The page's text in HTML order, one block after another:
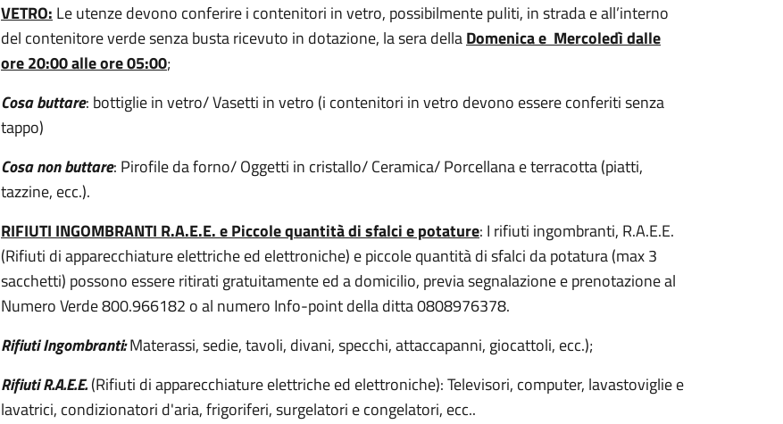
VETRO: Le utenze devono conferire i contenitori in vetro, possibilmente puliti, in strada e all’interno
del contenitore verde senza busta ricevuto in dotazione, la sera dellaDomenica e Mercoledì dalle
ore 20:00 alle ore 05:00;
Cosa buttare: bottiglie in vetro/ Vasetti in vetro (i contenitori in vetro devono essere conferiti senza
tappo)
Cosa non buttare: Pirofile da forno/ Oggetti in cristallo/ Ceramica/ Porcellana e terracotta (piatti,
tazzine, ecc.).
RIFIUTI INGOMBRANTI R.A.E.E. e Piccole quantità di sfalci e potature: I rifiuti ingombranti, R.A.E.E.
(Rifiuti di apparecchiature elettriche ed elettroniche) e piccole quantità di sfalci da potatura (max 3
sacchetti) possono essere ritirati gratuitamente ed a domicilio, previa segnalazione e prenotazione al
Numero Verde 800.966182 o al numero Info-point della ditta 0808976378.
Rifiuti Ingombranti:Materassi, sedie, tavoli, divani, specchi, attaccapanni, giocattoli, ecc.);
Rifiuti R.A.E.E.(Rifiuti di apparecchiature elettriche ed elettroniche): Televisori, computer, lavastoviglie e
lavatrici, condizionatori d'aria, frigoriferi, surgelatori e congelatori, ecc..